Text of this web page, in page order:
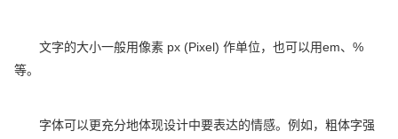
文字的大小一般用像素 px (Pixel) 作单位，也可以用em、%
等。
字体可以更充分地体现设计中要表达的情感。例如，粗体字强